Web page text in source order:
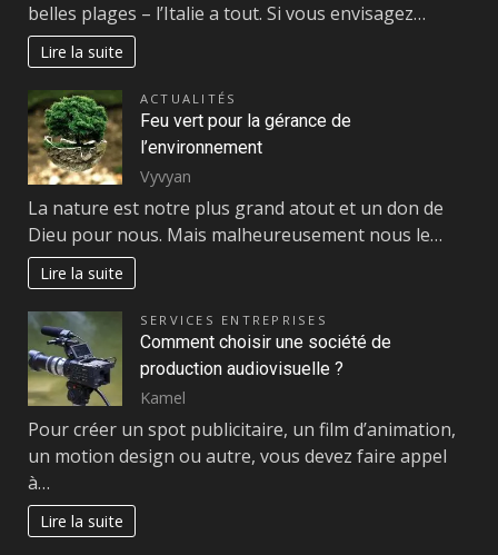
belles plages – l’Italie a tout. Si vous envisagez…
Lire la suite
ACTUALITÉS
Feu vert pour la gérance de
l’environnement
Vyvyan
La nature est notre plus grand atout et un don de
Dieu pour nous. Mais malheureusement nous le…
Lire la suite
SERVICES ENTREPRISES
Comment choisir une société de
production audiovisuelle ?
Kamel
Pour créer un spot publicitaire, un film d’animation,
un motion design ou autre, vous devez faire appel
à…
Lire la suite